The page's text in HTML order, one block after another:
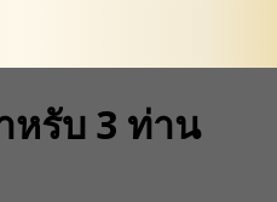
หรับ 3 ท่าน